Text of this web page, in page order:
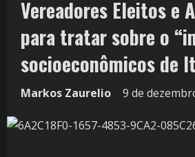
Vereadores Eleitos e
para tratar sobre o
socioeconômicos de
Markos Zaurelio 9 de